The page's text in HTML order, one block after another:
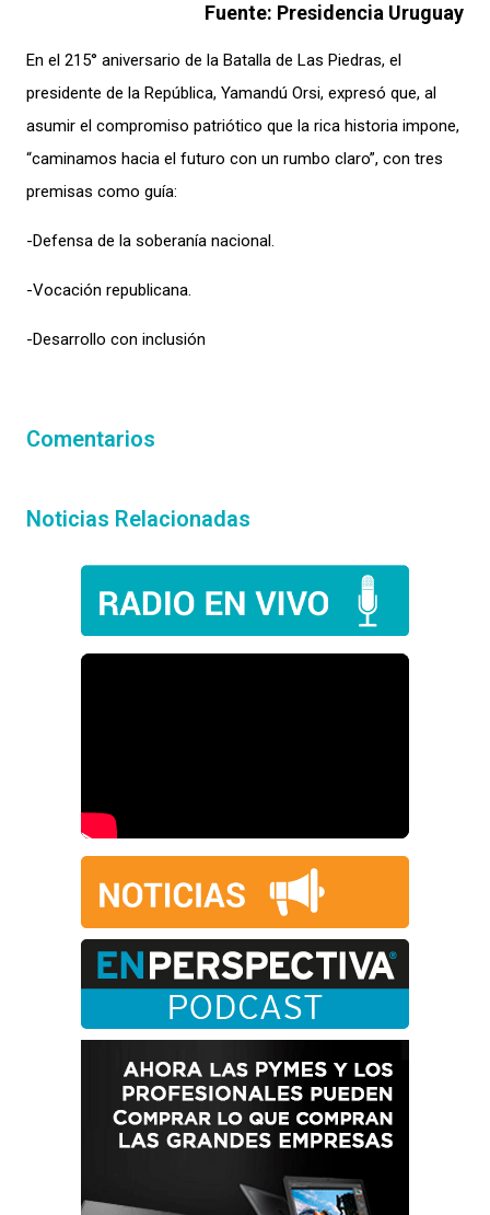
Fuente: Presidencia Uruguay
En el 215° aniversario de la Batalla de Las Piedras, el
presidente de la República, Yamandú Orsi, expresó que, al
asumir el compromiso patriótico que la rica historia impone,
“caminamos hacia el futuro con un rumbo claro”, con tres
premisas como guía:
-Defensa de la soberanía nacional.
-Vocación republicana.
-Desarrollo con inclusión
Comentarios
Noticias Relacionadas